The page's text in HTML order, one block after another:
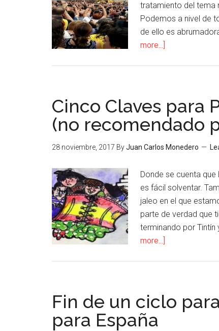
tratamiento del tema
Podemos a nivel de
de ello es
more...]
Cinco Claves para
(no recomendado
28 noviembre, 2017 ByJuan Carlos Monedero
Donde se cuenta
es fácil solventar.
jaleo en el que
parte de verdad que
terminando por
more...]
Fin de un ciclo
para España